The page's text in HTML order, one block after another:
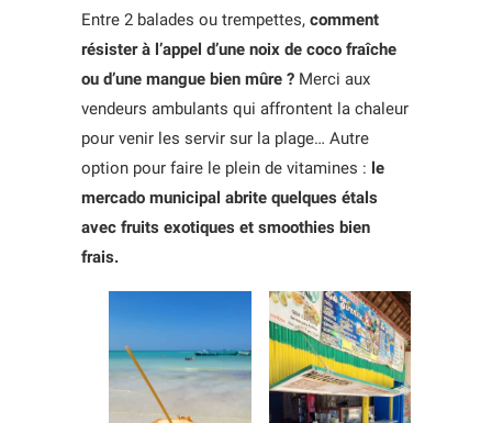
Entre 2 balades ou trempettes, comment
résister à l’appel d’une noix de coco fraîche
ou d’une mangue bien mûre ? Merci aux
vendeurs ambulants qui affrontent la chaleur
pour venir les servir sur la plage… Autre
option pour faire le plein de vitamines : le
mercado municipal abrite quelques étals
avec fruits exotiques et smoothies bien
frais.